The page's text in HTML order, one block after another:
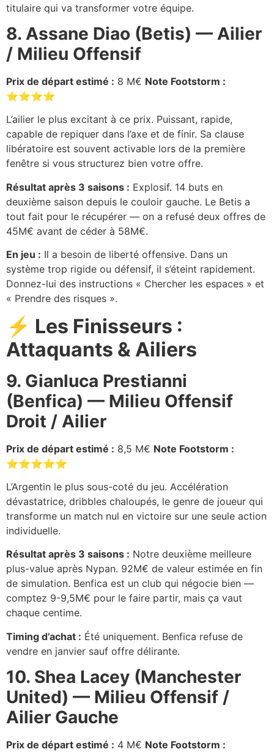
titulaire qui va transformer votre équipe.
8. Assane Diao (Betis) — Ailier
/ Milieu Offensif
Prix de départ estimé : 8 M€ Note Footstorm :
⭐⭐⭐⭐
L’ailier le plus excitant à ce prix. Puissant, rapide,
capable de repiquer dans l’axe et de finir. Sa clause
libératoire est souvent activable lors de la première
fenêtre si vous structurez bien votre offre.
Résultat après 3 saisons : Explosif. 14 buts en
deuxième saison depuis le couloir gauche. Le Betis a
tout fait pour le récupérer — on a refusé deux offres de
45M€ avant de céder à 58M€.
En jeu : Il a besoin de liberté offensive. Dans un
système trop rigide ou défensif, il s’éteint rapidement.
Donnez-lui des instructions « Chercher les espaces » et
« Prendre des risques ».
⚡ Les Finisseurs :
Attaquants & Ailiers
9. Gianluca Prestianni
(Benfica) — Milieu Offensif
Droit / Ailier
Prix de départ estimé : 8,5 M€ Note Footstorm :
⭐⭐⭐⭐⭐
L’Argentin le plus sous-coté du jeu. Accélération
dévastatrice, dribbles chaloupés, le genre de joueur qui
transforme un match nul en victoire sur une seule action
individuelle.
Résultat après 3 saisons : Notre deuxième meilleure
plus-value après Nypan. 92M€ de valeur estimée en fin
de simulation. Benfica est un club qui négocie bien —
comptez 9-9,5M€ pour le faire partir, mais ça vaut
chaque centime.
Timing d’achat : Été uniquement. Benfica refuse de
vendre en janvier sauf offre délirante.
10. Shea Lacey (Manchester
United) — Milieu Offensif /
Ailier Gauche
Prix de départ estimé : 4 M€ Note Footstorm :